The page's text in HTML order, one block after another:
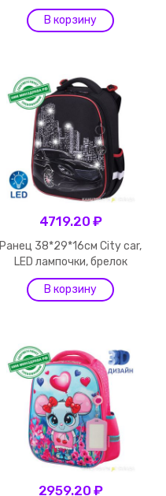
4719.20 ₽
Ранец 38*29*16см City car,
LED лампочки, брелок
2959.20 ₽